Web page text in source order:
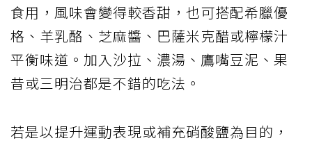
食用，風味會變得較香甜，也可搭配希臘優
格、羊乳酪、芝麻醬、巴薩米克醋或檸檬汁
平衡味道。加入沙拉、濃湯、鷹嘴豆泥、果
昔或三明治都是不錯的吃法。
若是以提升運動表現或補充硝酸鹽為目的，